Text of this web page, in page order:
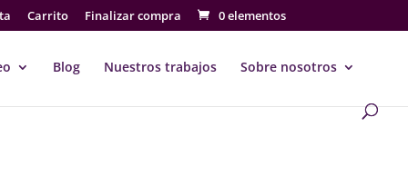
Carrito Finalizar compra 0 elementos
Blog Nuestros trabajos Sobre nosotros